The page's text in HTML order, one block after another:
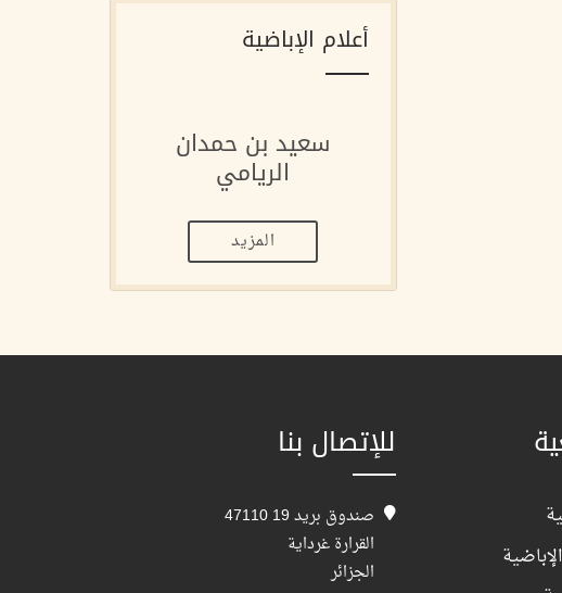
أعلام الإباضية
سعيد بن حمدان
الريامي
المزيد
للإتصال بنا
صندوق بريد 19 47110
القرارة غرداية
الجزائر